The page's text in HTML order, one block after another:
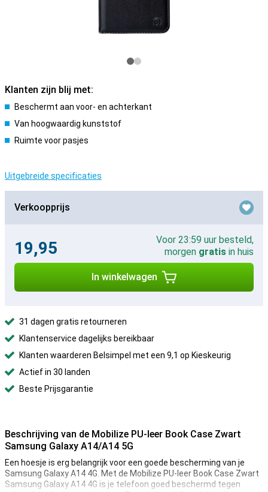
Klanten zijn blij met:
Beschermt aan voor- en achterkant
Van hoogwaardig kunststof
Ruimte voor pasjes
Uitgebreide specificaties
Verkoopprijs
19,95
Voor 23:59 uur besteld,
morgen gratis in huis
In winkelwagen
31 dagen gratis retourneren
Klantenservice dagelijks bereikbaar
Klanten waarderen Belsimpel met een 9,1 op Kieskeurig
Actief in 30 landen
Beste Prijsgarantie
Beschrijving van de Mobilize PU-leer Book Case Zwart
Samsung Galaxy A14/A14 5G
Een hoesje is erg belangrijk voor een goede bescherming van je
Samsung Galaxy A14 4G. Met de Mobilize PU-leer Book Case Zwart
Samsung Galaxy A14 4G is je telefoon goed beschermd tegen